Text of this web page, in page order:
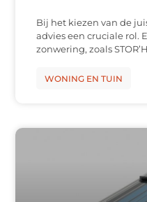
Bij het kiezen van de
advies een cruciale rol.
zonwering, zoals
WONING EN TUIN